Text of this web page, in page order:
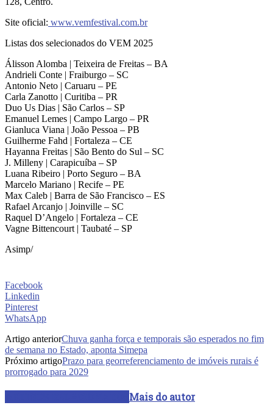
Site oficial: www.vemfestival.com.br
Listas dos selecionados do VEM 2025
Álisson Alomba | Teixeira de Freitas – BA
Andrieli Conte | Fraiburgo – SC
Antonio Neto | Caruaru – PE
Carla Zanotto | Curitiba – PR
Duo Us Dias | São Carlos – SP
Emanuel Lemes | Campo Largo – PR
Gianluca Viana | João Pessoa – PB
Guilherme Fahd | Fortaleza – CE
Hayanna Freitas | São Bento do Sul – SC
J. Milleny | Carapicuíba – SP
Luana Ribeiro | Porto Seguro – BA
Marcelo Mariano | Recife – PE
Max Caleb | Barra de São Francisco – ES
Rafael Arcanjo | Joinville – SC
Raquel D’Angelo | Fortaleza – CE
Vagne Bittencourt | Taubaté – SP
Asimp/
Facebook
Linkedin
Pinterest
WhatsApp
Artigo anteriorChuva ganha força e temporais são esperados no fim
de semana no Estado, aponta Simepa
Próximo artigoPrazo para georreferenciamento de imóveis rurais é
prorrogado para 2029
Mais do autor